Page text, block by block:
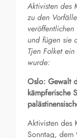
Aktivisten des
zu den
und fügen sie
Tjen Folket
wurde:
Oslo: Gewalt
kämpferische
Aktivisten des
Sonntag, dem